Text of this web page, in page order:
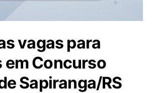
vagas para
em Concurso
Sapiranga/RS